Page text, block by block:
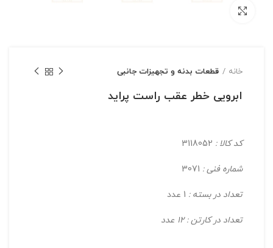
خانه قطعات بدنه و تجهیزات جانبی
ابرویی خطر عقب راست پراید
کد کالا :
شماره فنی :
تعداد در بسته :
تعداد در کارتن : 12 عدد